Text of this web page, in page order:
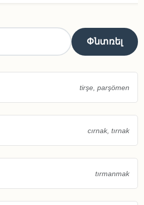
tirşe, parşömen
cırnak, tırnak
tırmanmak